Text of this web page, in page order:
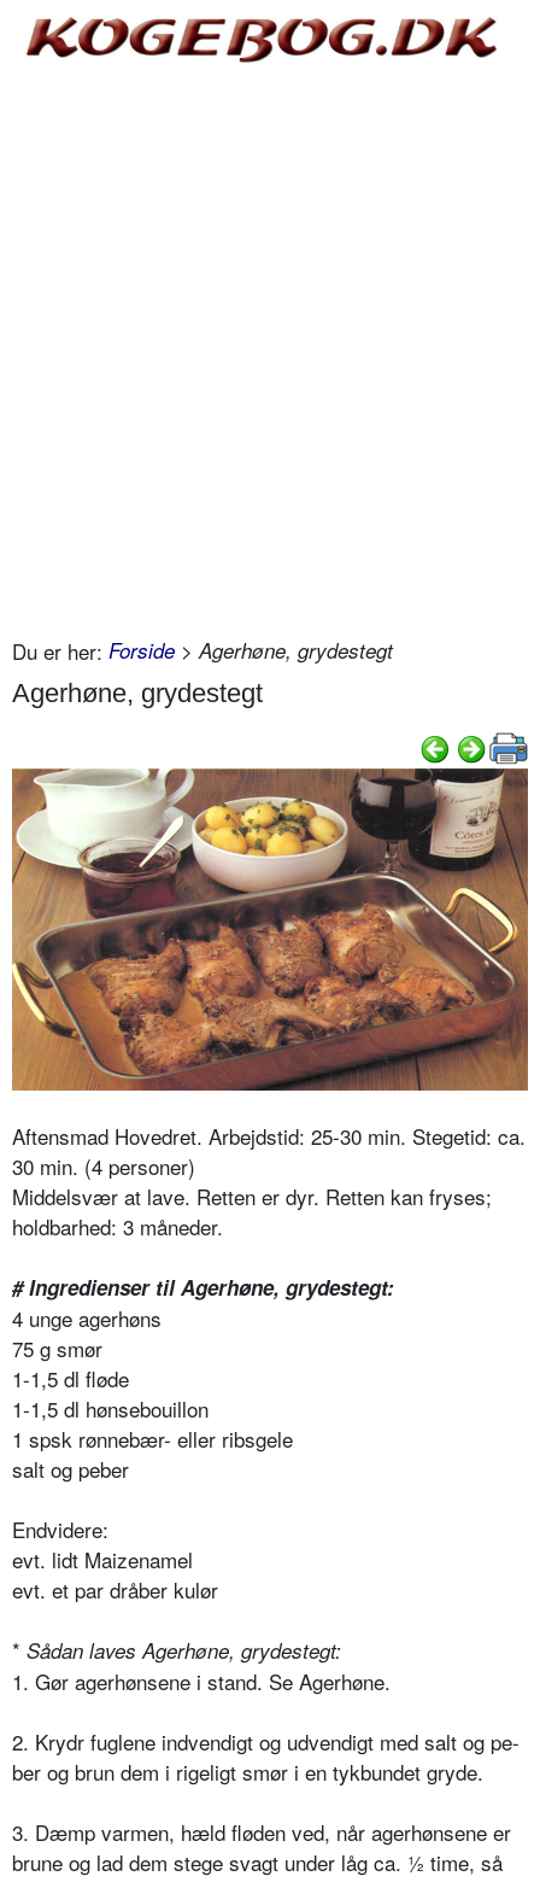
Du er her: Forside > Agerhøne, grydestegt
Agerhøne, grydestegt
Aftensmad Hovedret. Arbejdstid: 25-30 min. Stegetid: ca.
30 min. (4 personer)
Middelsvær at lave. Retten er dyr. Retten kan fryses;
holdbarhed: 3 måneder.
# Ingredienser til Agerhøne, grydestegt:
4 unge agerhøns
75 g smør
1-1,5 dl fløde
1-1,5 dl hønsebouillon
1 spsk rønnebær- eller ribsgele
salt og peber
Endvidere:
evt. lidt Maizenamel
evt. et par dråber kulør
* Sådan laves Agerhøne, grydestegt:
1. Gør agerhønsene i stand. Se Agerhøne.
2. Krydr fuglene indvendigt og udvendigt med salt og pe­
ber og brun dem i rigeligt smør i en tykbundet gryde.
3. Dæmp varmen, hæld fløden ved, når agerhønsene er
brune og lad dem stege svagt under låg ca. ½ time, så